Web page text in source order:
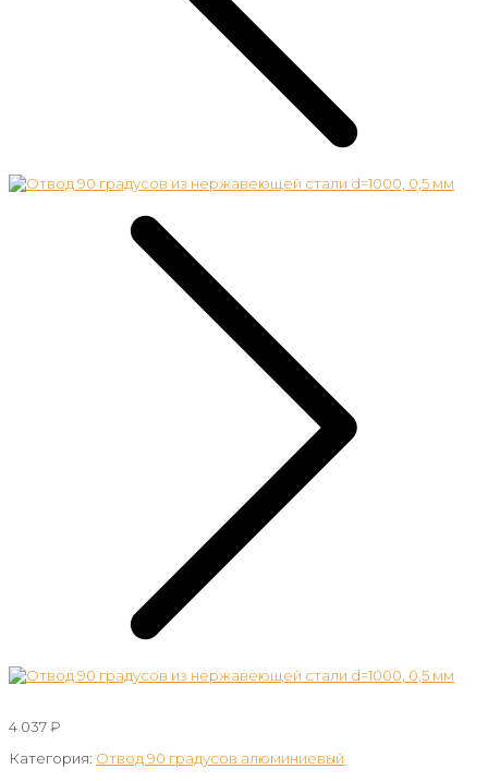
4 037₽
Категория: Отвод 90 градусов алюминиевый